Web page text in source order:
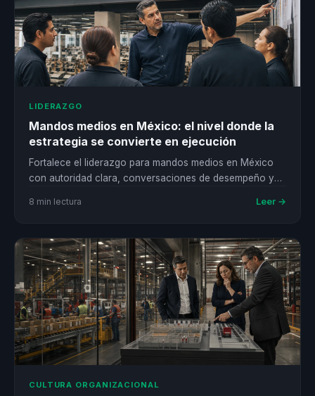
LIDERAZGO
Mandos medios en México: el nivel donde la
estrategia se convierte en ejecución
Fortalece el liderazgo para mandos medios en México
con autoridad clara, conversaciones de desempeño y
8 min lectura Leer →
CULTURA ORGANIZACIONAL